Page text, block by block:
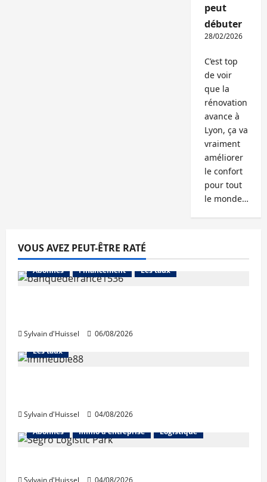
peut
débuter
28/02/2026
C’est top
de voir
que la
rénovation
avance à
Lyon, ça va
vraiment
améliorer
le confort
pour tout
le monde…
VOUS AVEZ PEUT-ÊTRE RATÉ
Abonnés Financement Les taux
Sylvain d'Huissel 06/08/2026
Abonnés Financement
Les taux
Sylvain d'Huissel
04/08/2026
Abonnés
Immo d'entreprise Logistique